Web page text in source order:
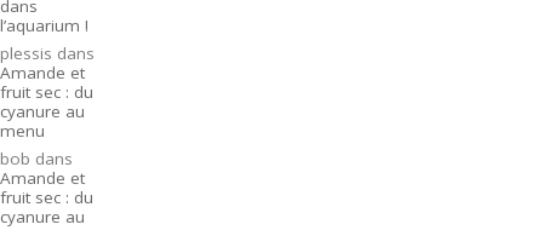
dans
l’aquarium !
plessis dans
Amande et
fruit sec : du
cyanure au
menu
bob dans
Amande et
fruit sec : du
cyanure au